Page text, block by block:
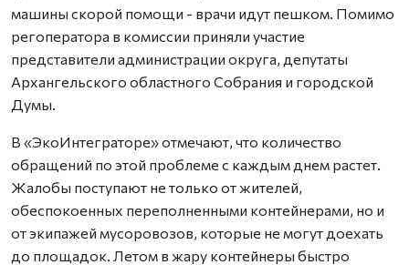
машины скорой помощи - врачи идут пешком. Помимо
регоператора в комиссии приняли участие
представители администрации округа, депутаты
Архангельского областного Собрания и городской
Думы.
В «ЭкоИнтеграторе» отмечают, что количество
обращений по этой проблеме с каждым днем растет.
Жалобы поступают не только от жителей,
обеспокоенных переполненными контейнерами, но и
от экипажей мусоровозов, которые не могут доехать
до площадок. Летом в жару контейнеры быстро